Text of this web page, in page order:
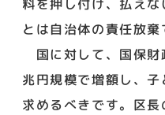
料を押し付け、払え
とは自治体の責任放棄
国に対して、国保財
兆円規模で増額し、
求めるべきです。区長